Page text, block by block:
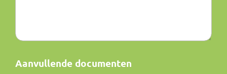
Aanvullende documenten